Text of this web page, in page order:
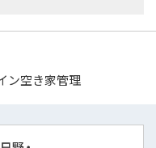
ン空き家管理